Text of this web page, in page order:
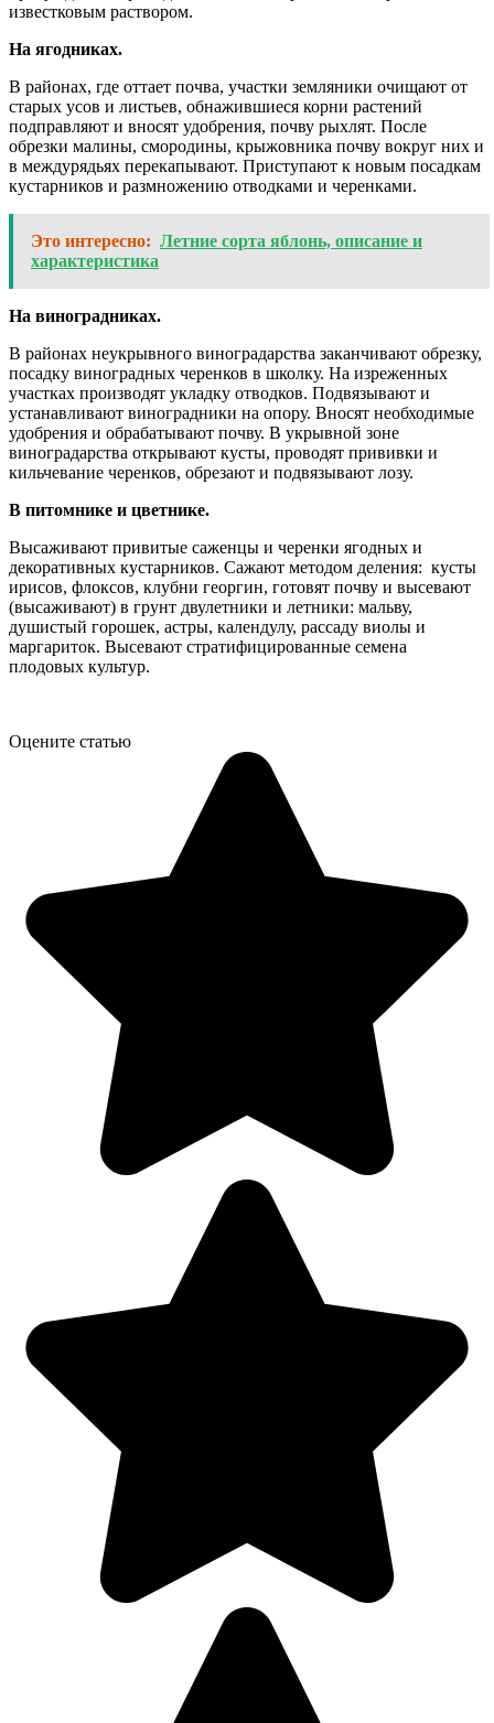
известковым раствором.
На ягодниках.
В районах, где оттает почва, участки земляники очищают от
старых усов и листьев, обнажившиеся корни растений
подправляют и вносят удобрения, почву рыхлят. После
обрезки малины, смородины, крыжовника почву вокруг них и
в междурядьях перекапывают. Приступают к новым посадкам
кустарников и размножению отводками и черенками.
Это интересно: Летние сорта яблонь, описание и
характеристика
На виноградниках.
В районах неукрывного виноградарства заканчивают обрезку,
посадку виноградных черенков в школку. На изреженных
участках производят укладку отводков. Подвязывают и
устанавливают виноградники на опору. Вносят необходимые
удобрения и обрабатывают почву. В укрывной зоне
виноградарства открывают кусты, проводят прививки и
кильчевание черенков, обрезают и подвязывают лозу.
В питомнике и цветнике.
Высаживают привитые саженцы и черенки ягодных и
декоративных кустарников. Сажают методом деления: кусты
ирисов, флоксов, клубни георгин, готовят почву и высевают
(высаживают) в грунт двулетники и летники: мальву,
душистый горошек, астры, календулу, рассаду виолы и
маргариток. Высевают стратифицированные семена
плодовых культур.
Оцените статью